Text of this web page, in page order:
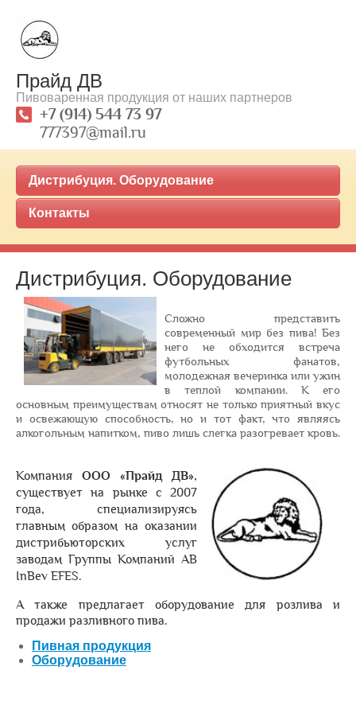
Прайд ДВ
Пивоваренная продукция от наших партнеров
+7 (914) 544 73 97
777397@mail.ru
Дистрибуция. Оборудование
Контакты
Дистрибуция. Оборудование
Сложно представить
современный мир без пива! Без
него не обходится встреча
футбольных фанатов,
молодежная вечеринка или ужин
в теплой компании. К его
основным преимуществам относят не только приятный вкус
и освежающую способность, но и тот факт, что являясь
алкогольным напитком, пиво лишь слегка разогревает кровь.
Компания ООО «Прайд ДВ»,
существует на рынке с 2007
года, специализируясь
главным образом на оказании
дистрибьюторских услуг
заводам Группы Компаний AB
InBev EFES.
А также предлагает оборудование для розлива и
продажи разливного пива.
Пивная продукция
Оборудование